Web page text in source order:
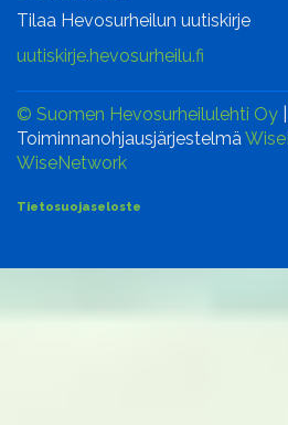
Tilaa Hevosurheilun uutiskirje
uutiskirje.hevosurheilu.fi
© Suomen Hevosurheilulehti Oy
Toiminnanohjausjärjestelmä
WiseNetwork
Tietosuojaseloste